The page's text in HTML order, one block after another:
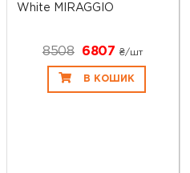
White MIRAGGIO
8508 6807 ₴/шт
В КОШИК